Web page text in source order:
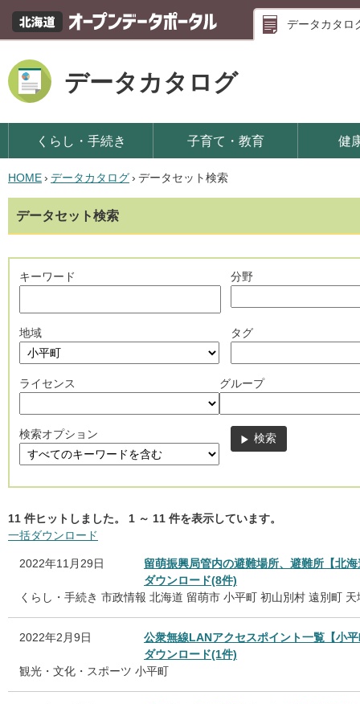
データカタロ
データカタログ
くらし・手続き 子育て・教育 健
HOME› データカタログ› データセット検索
データセット検索
キーワード 分野
地域 タグ
ライセンス グループ
検索オプション
11 件ヒットしました。 1 ～ 11 件を表示しています。
一括ダウンロード
2022年11月29日
留萌振興局管内の避難場所、避難所【北海
ダウンロード(8件)
くらし・手続き 市政情報 北海道 留萌市 小平町 初山別村 遠別町 天
2022年2月9日
公衆無線LANアクセスポイント一覧【小
ダウンロード(1件)
観光・文化・スポーツ 小平町